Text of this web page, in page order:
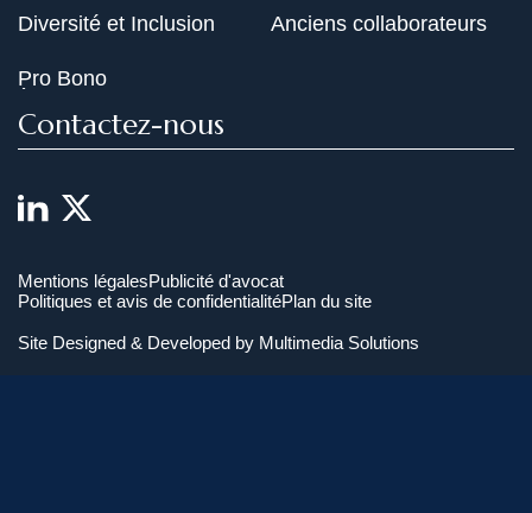
Diversité et Inclusion
Pro Bono
Anciens collaborateurs
Contactez-nous
Mentions légalesPublicité d'avocat
Politiques et avis de confidentialitéPlan du site
Site Designed & Developed by Multimedia Solutions